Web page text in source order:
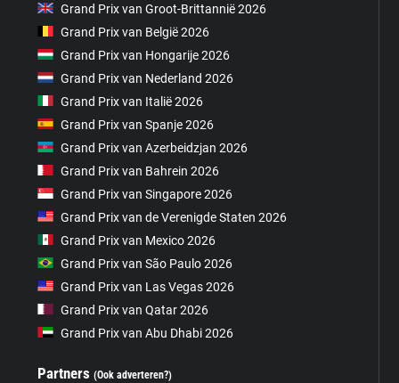
Grand Prix van Groot-Brittannië 2026
Grand Prix van België 2026
Grand Prix van Hongarije 2026
Grand Prix van Nederland 2026
Grand Prix van Italië 2026
Grand Prix van Spanje 2026
Grand Prix van Azerbeidzjan 2026
Grand Prix van Bahrein 2026
Grand Prix van Singapore 2026
Grand Prix van de Verenigde Staten 2026
Grand Prix van Mexico 2026
Grand Prix van São Paulo 2026
Grand Prix van Las Vegas 2026
Grand Prix van Qatar 2026
Grand Prix van Abu Dhabi 2026
Partners(Ook adverteren?)